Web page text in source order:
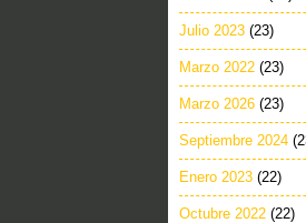
Julio 2023 (23)
Marzo 2022 (23)
Marzo 2026 (23)
Septiembre 2024
Enero 2023 (22)
Octubre 2022 (22)